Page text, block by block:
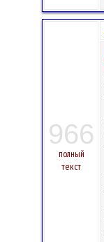
966
полный
текст